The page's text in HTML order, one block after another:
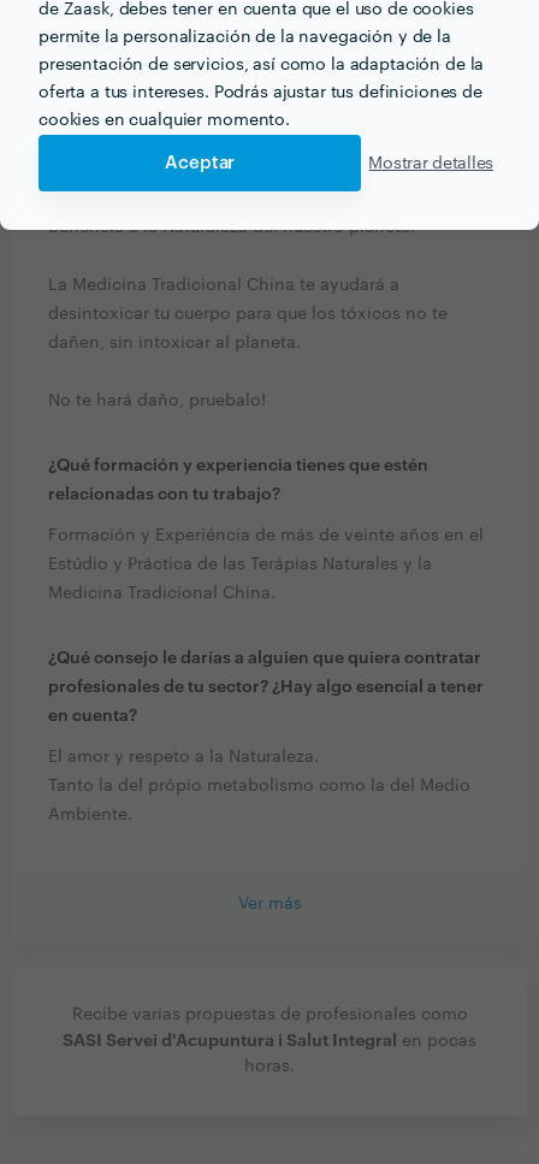
de Zaask, debes tener en cuenta que el uso de cookies
permite la personalización de la navegación y de la
presentación de servicios, así como la adaptación de la
oferta a tus intereses. Podrás ajustar tus definiciones de
cookies en cualquier momento.
Aceptar Mostrar detalles
ánimos o fuerza, tus defensas están bajas, tienes
insómnio, ansiedad, no estás bien y no sabes lo que
te pasa, tienes una enfermedad cónica, ...?
Te ofrezco un servicio Terapéutico destinado al
Bienestar de la Salut teniendo en cuenta que no sólo
beneficia a la Naturaleza del nuestro planeta.
La Medicina Tradicional China te ayudará a
desintoxicar tu cuerpo para que los tóxicos no te
dañen, sin intoxicar al planeta.
No te hará daño, pruebalo!
¿Qué formación y experiencia tienes que estén
relacionadas con tu trabajo?
Formación y Experiéncia de más de veinte años en el
Estúdio y Práctica de las Terápias Naturales y la
Medicina Tradicional China.
¿Qué consejo le darías a alguien que quiera contratar
profesionales de tu sector? ¿Hay algo esencial a tener
en cuenta?
El amor y respeto a la Naturaleza.
Tanto la del própio metabolismo como la del Medio
Ambiente.
Ver más
Recibe varias propuestas de profesionales como
SASI Servei d'Acupuntura i Salut Integral
en pocas
horas.